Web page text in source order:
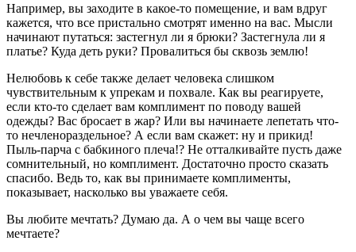
Например, вы заходите в какое-то помещение, и вам вдруг
кажется, что все пристально смотрят именно на вас. Мысли
начинают путаться: застегнул ли я брюки? Застегнула ли я
платье? Куда деть руки? Провалиться бы сквозь землю!
Нелюбовь к себе также делает человека слишком
чувствительным к упрекам и похвале. Как вы реагируете,
если кто-то сделает вам комплимент по поводу вашей
одежды? Вас бросает в жар? Или вы начинаете лепетать что-
то нечленораздельное? А если вам скажет: ну и прикид!
Пыль-парча с бабкиного плеча!? Не отталкивайте пусть даже
сомнительный, но комплимент. Достаточно просто сказать
спасибо. Ведь то, как вы принимаете комплименты,
показывает, насколько вы уважаете себя.
Вы любите мечтать? Думаю да. А о чем вы чаще всего
мечтаете?